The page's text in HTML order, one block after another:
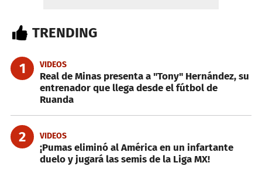
TRENDING
1 VIDEOS
Real de Minas presenta a "Tony" Hernández, su
entrenador que llega desde el fútbol de
Ruanda
2 VIDEOS
¡Pumas eliminó al América en un infartante
duelo y jugará las semis de la Liga MX!